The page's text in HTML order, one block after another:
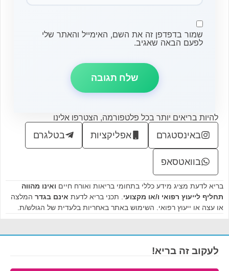
שמור בדפדפן זה את השם, האימייל והאתר שלי
לפעם הבאה שאגיב.
להיות בריאים יותר בכל פלטפורמה, הצטרפו אלינו
באינסטגרם אפליקציות בטלגרם
בוואטסאפ
בריא לדעת מציג מידע כללי בתחומי בריאות ואורח חיים ואינו מהווה
תחליף לייעוץ רפואי ו/או מקצועי . תכני בריא לדעת אינם בגדר המלצה
או עצה או ייעוץ רפואי. השימוש באתר באחריות בלעדית של הגולש/ת.
לעקוב זה בריא!